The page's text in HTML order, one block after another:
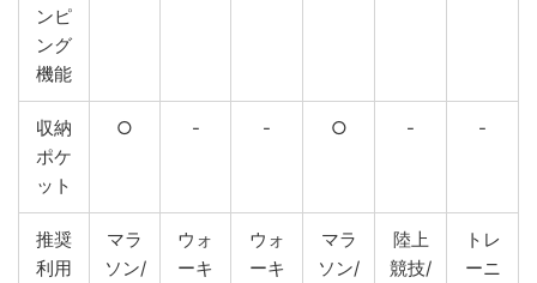
ンピ
ング
機能
収納
ポケ
ット
○ - - ○ - -
推奨
利用
マラ
ソン/
ウォ
ーキ
ウォ
ーキ
マラ
ソン/
陸上
競技/
トレ
ーニ